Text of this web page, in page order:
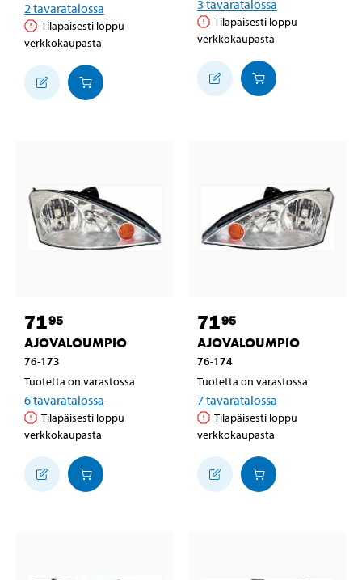
2 tavaratalossa
Tilapäisesti loppu
verkkokaupasta
3 tavaratalossa
Tilapäisesti loppu
verkkokaupasta
7195
AJOVALOUMPIO
76-173
Tuotetta on varastossa
6tavaratalossa
Tilapäisesti loppu
verkkokaupasta
7195
AJOVALOUMPIO
76-174
Tuotetta on varastossa
7tavaratalossa
Tilapäisesti loppu
verkkokaupasta